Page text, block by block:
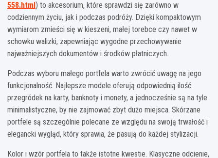
558.html) to akcesorium, które sprawdzi się zarówno w
codziennym życiu, jak i podczas podróży. Dzięki kompaktowym
wymiarom zmieści się w kieszeni, małej torebce czy nawet w
schowku walizki, zapewniając wygodne przechowywanie
najważniejszych dokumentów i środków płatniczych.
Podczas wyboru małego portfela warto zwrócić uwagę na jego
funkcjonalność. Najlepsze modele oferują odpowiednią ilość
przegródek na karty, banknoty i monety, a jednocześnie są na tyle
minimalistyczne, by nie zajmować zbyt dużo miejsca. Skórzane
portfele są szczególnie polecane ze względu na swoją trwałość i
elegancki wygląd, który sprawia, że pasują do każdej stylizacji.
Kolor i wzór portfela to także istotne kwestie. Klasyczne odcienie,